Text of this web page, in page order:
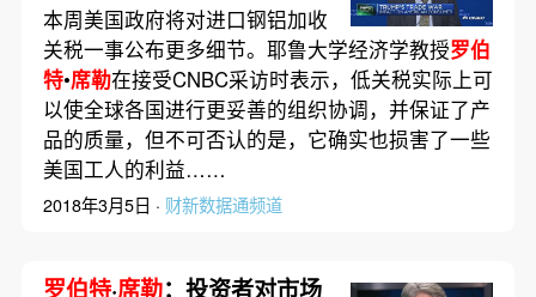
本周美国政府将对进口钢铝加收
关税一事公布更多细节。耶鲁大学经济学教授罗伯
特•席勒在接受CNBC采访时表示，低关税实际上可
以使全球各国进行更妥善的组织协调，并保证了产
品的质量，但不可否认的是，它确实也损害了一些
美国工人的利益……
2018年3月5日 · 财新数据通频道
罗伯特·席勒：投资者对市场